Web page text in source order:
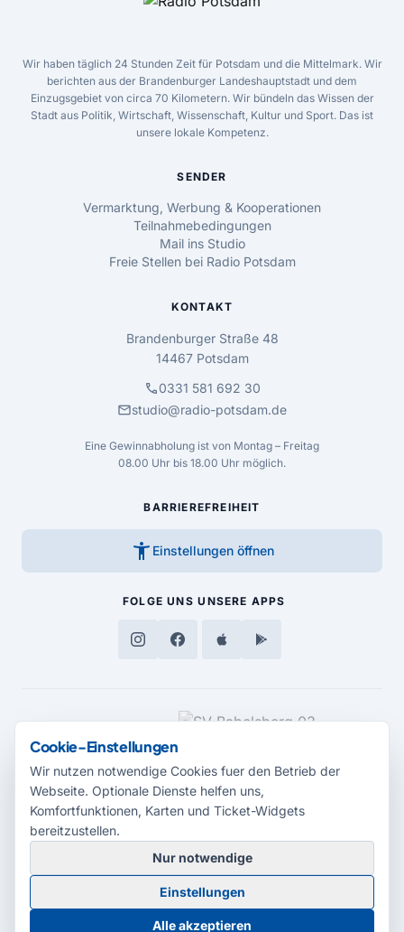
Wir haben täglich 24 Stunden Zeit für Potsdam und die Mittelmark. Wir
berichten aus der Brandenburger Landeshauptstadt und dem
Einzugsgebiet von circa 70 Kilometern. Wir bündeln das Wissen der
Stadt aus Politik, Wirtschaft, Wissenschaft, Kultur und Sport. Das ist
unsere lokale Kompetenz.
SENDER
Vermarktung, Werbung & Kooperationen
Teilnahmebedingungen
Mail ins Studio
Freie Stellen bei Radio Potsdam
KONTAKT
Brandenburger Straße 48
14467 Potsdam
call0331 581 692 30
mailstudio@radio-potsdam.de
Eine Gewinnabholung ist von Montag – Freitag
08.00 Uhr bis 18.00 Uhr möglich.
BARRIEREFREIHEIT
accessibility_new Einstellungen öffnen
FOLGE UNS UNSERE APPS
MEDIENPARTNER
© 2026 Radio Potsdam. Webseite entwickelt durch dieMedienagentur
Babelsberg
BarrierefreiheitserklärungAGBDatenschutzImpressum
Cookie-Einstellungen
Wir nutzen notwendige Cookies fuer den Betrieb der
Webseite. Optionale Dienste helfen uns,
Komfortfunktionen, Karten und Ticket-Widgets
bereitzustellen.
Nur notwendige
Einstellungen
Alle akzeptieren